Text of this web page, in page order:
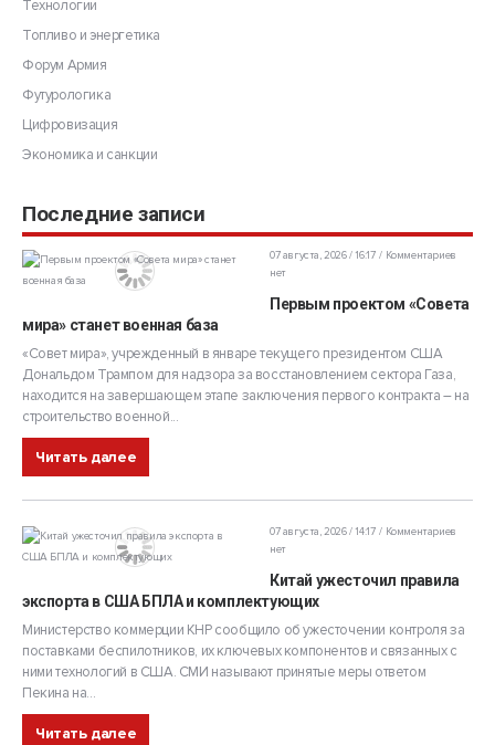
Технологии
Топливо и энергетика
Форум Армия
Футурологика
Цифровизация
Экономика и санкции
Последние записи
07 августа, 2026 / 16:17
Комментариев
нет
Первым проектом «Совета
мира» станет военная база
«Совет мира», учрежденный в январе текущего президентом США
Дональдом Трампом для надзора за восстановлением сектора Газа,
находится на завершающем этапе заключения первого контракта – на
строительство военной...
Читать далее
07 августа, 2026 / 14:17
Комментариев
нет
Китай ужесточил правила
экспорта в США БПЛА и комплектующих
Министерство коммерции КНР сообщило об ужесточении контроля за
поставками беспилотников, их ключевых компонентов и связанных с
ними технологий в США. СМИ называют принятые меры ответом
Пекина на...
Читать далее